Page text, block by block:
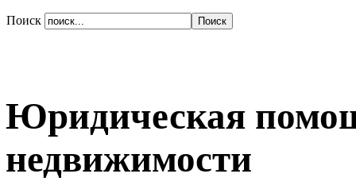
Поиск
Юридическая
недвижимости